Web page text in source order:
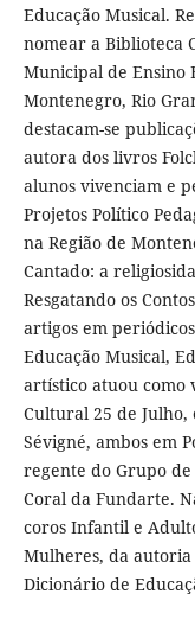
Educação Musical.
nomear a Biblioteca
Municipal de Ensino
Montenegro, Rio
destacam-se
autora dos livros
alunos vivenciam e
Projetos Político
na Região de
Cantado: a
Resgatando os
artigos em
Educação Musical,
artístico atuou como
Cultural 25 de Julho,
Sévigné, ambos em
regente do Grupo
Coral da Fundarte.
coros Infantil e
Mulheres, da
Dicionário de